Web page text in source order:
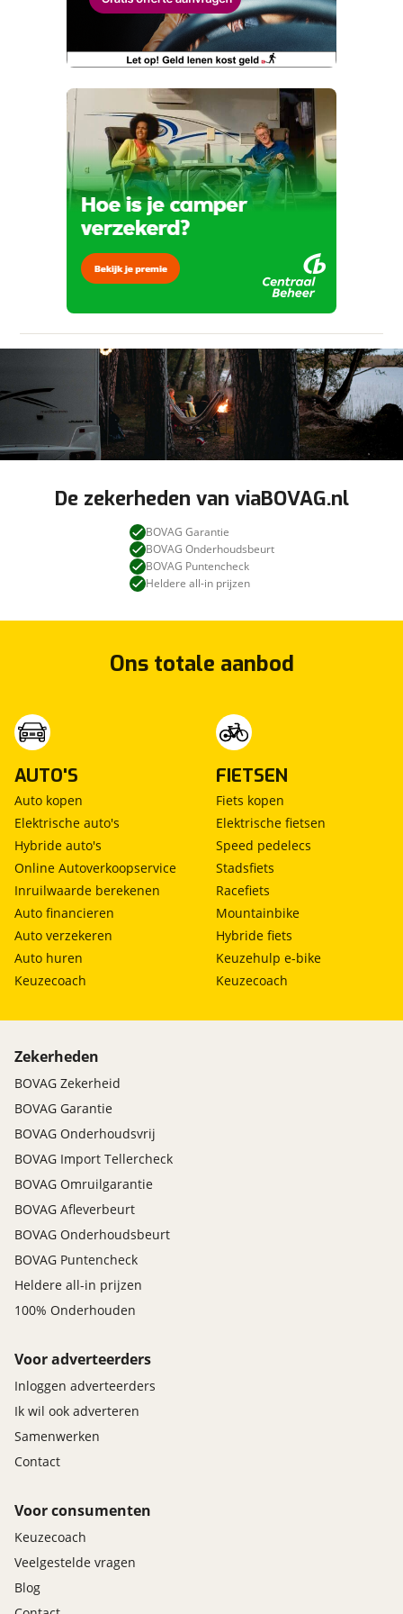
Vraag mijn proefrit aan
om je aanvraag zo goed mogelijk bij de
aanbieder te brengen. Lees hier meer over in
onzeprivacyverklaring .
Telefoonnummer (optioneel)
Verstuur mijn vraag
viaBOVAG.nl verwerkt je persoonsgegevens
om je aanvraag zo goed mogelijk bij de
aanbieder te brengen. Lees hier meer over in
onzeprivacyverklaring
Kan je ons nog meer vertellen? (optioneel)
Stuur mijn bevinding door
De zekerheden van viaBOVAG.nl
BOVAG Garantie
BOVAG Onderhoudsbeurt
BOVAG Puntencheck
Heldere all-in prijzen
Ons totale aanbod
AUTO'S
Auto kopen
Elektrische auto's
Hybride auto's
Online Autoverkoopservice
Inruilwaarde berekenen
Auto financieren
Auto verzekeren
Auto huren
Keuzecoach
FIETSEN
Fiets kopen
Elektrische fietsen
Speed pedelecs
Stadsfiets
Racefiets
Mountainbike
Hybride fiets
Keuzehulp e-bike
Keuzecoach
Zekerheden
BOVAG Zekerheid
BOVAG Garantie
BOVAG Onderhoudsvrij
BOVAG Import Tellercheck
BOVAG Omruilgarantie
BOVAG Afleverbeurt
BOVAG Onderhoudsbeurt
BOVAG Puntencheck
Heldere all-in prijzen
100% Onderhouden
Voor adverteerders
Inloggen adverteerders
Ik wil ook adverteren
Samenwerken
Contact
Voor consumenten
Keuzecoach
Veelgestelde vragen
Blog